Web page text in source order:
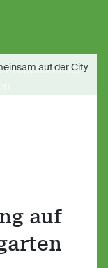
auf
auf der City